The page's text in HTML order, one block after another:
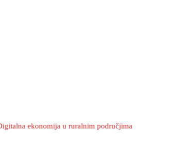
ekonomija u ruralnim područjima